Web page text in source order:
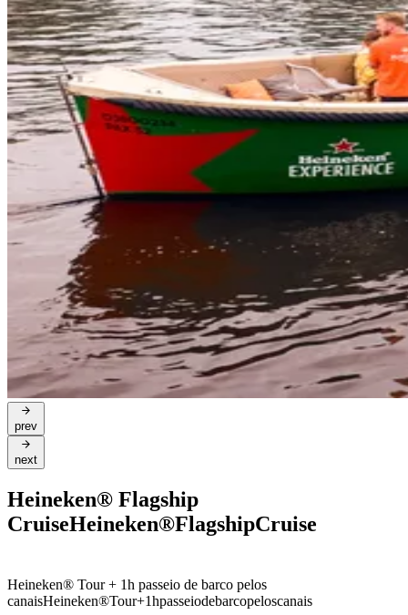
prev
next
Heineken® Flagship
CruiseHeineken®FlagshipCruise
Heineken® Tour + 1h passeio de barco pelos
canaisHeineken®Tour+1hpasseiodebarcopeloscanais